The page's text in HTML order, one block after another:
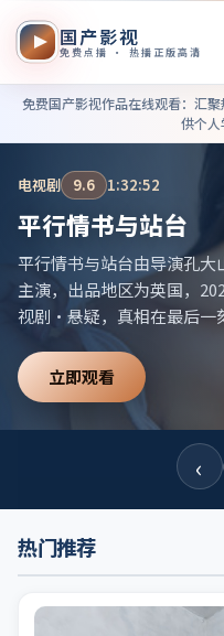
国产影视
免费点播 · 热播正版高清
免费国产影
免费国产影视作品在线观看：汇
供个人
电视剧 9.6 1:32:52
平行情书与站台
平行情书与站台由导演孔
主演，出品地区为英国，
视剧·悬疑，真相在最后一
「2022高分电视剧」等相关
立即观看
‹
热门推荐